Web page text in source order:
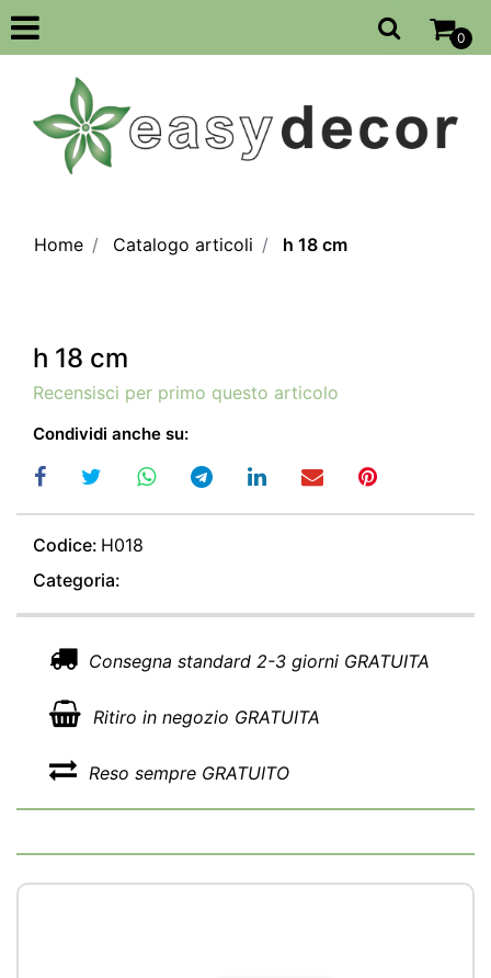
Open
0
Home Catalogo articoli h 18 cm
h 18 cm
Recensisci per primo questo articolo
Condividi anche su:
Codice: H018
Categoria:
Consegna standard 2-3 giorni GRATUITA
Ritiro in negozio GRATUITA
Reso sempre GRATUITO